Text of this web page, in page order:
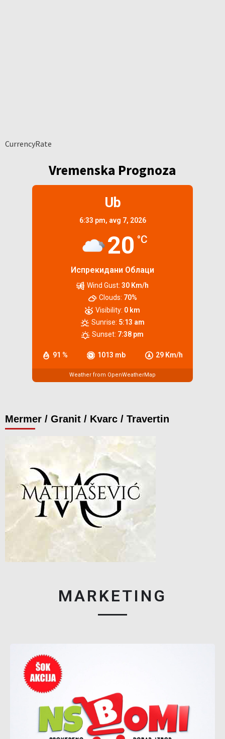
CurrencyRate
Vremenska Prognoza
Ub
6:33 pm, avg 7, 2026
20 °C
Испрекидани Облаци
91 % 1013 mb 29 Km/h
Wind Gust: 30 Km/h
Clouds: 70%
Visibility: 0 km
Sunrise: 5:13 am
Sunset: 7:38 pm
Weather from OpenWeatherMap
Mermer / Granit / Kvarc / Travertin
MARKETING